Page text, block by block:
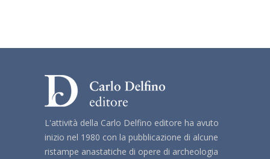
L'attività della Carlo Delfino editore ha avuto
inizio nel 1980 con la pubblicazione di alcune
ristampe anastatiche di opere di archeologia